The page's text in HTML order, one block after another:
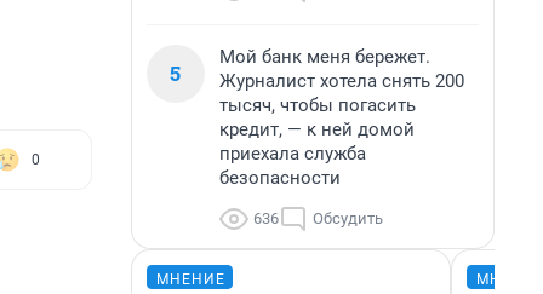
0
5
Мой банк меня бережет.
Журналист хотела снять 200
тысяч, чтобы погасить
кредит, — к ней домой
приехала служба
безопасности
636 Обсудить
МНЕНИЕ